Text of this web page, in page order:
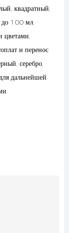
квадратный,
до 100 мл.
цветами,
и перенос
серебро,
дальнейшей